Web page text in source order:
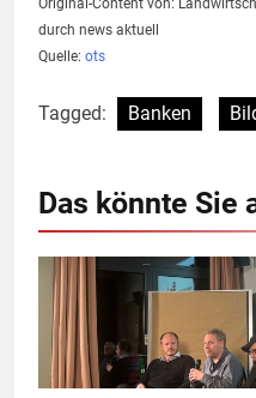
Original-Content von:
durch news aktuell
Quelle: ots
Tagged: Banken
Das könnte Sie